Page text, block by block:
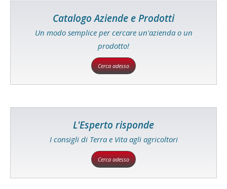
Catalogo Aziende e Prodotti
Un modo semplice per cercare un'azienda o un
prodotto!
Cerca adesso
L'Esperto risponde
I consigli di Terra e Vita agli agricoltori
Cerca adesso